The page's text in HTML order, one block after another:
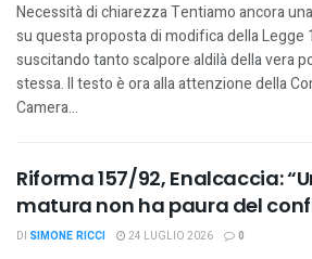
Necessità di chiarezza Tentiamo ancora
su questa proposta di modifica della Legge
suscitando tanto scalpore aldilà della vera
stessa. Il testo è ora alla attenzione della
Camera...
Riforma 157/92, Enalcaccia:
matura non ha paura del
DI SIMONE RICCI 24 LUGLIO 2026 0